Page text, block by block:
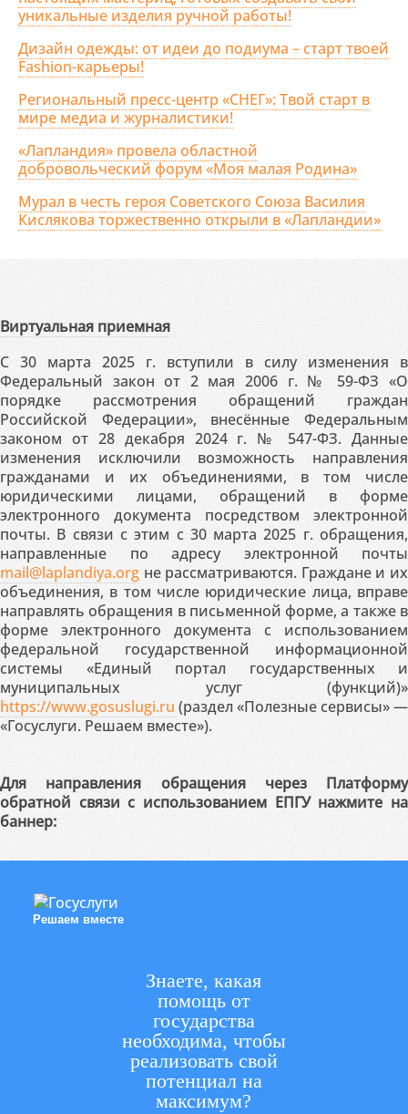
уникальные изделия ручной работы!
Дизайн одежды: от идеи до подиума – старт твоей
Fashion-карьеры!
Региональный пресс-центр «СНЕГ»: Твой старт в
мире медиа и журналистики!
«Лапландия» провела областной
добровольческий форум «Моя малая Родина»
Мурал в честь героя Советского Союза Василия
Кислякова торжественно открыли в «Лапландии»
Виртуальная приемная
С 30 марта 2025 г. вступили в силу изменения в
Федеральный закон от 2 мая 2006 г. № 59-ФЗ «О
порядке рассмотрения обращений граждан
Российской Федерации», внесённые Федеральным
законом от 28 декабря 2024 г. № 547-ФЗ. Данные
изменения исключили возможность направления
гражданами и их объединениями, в том числе
юридическими лицами, обращений в форме
электронного документа посредством электронной
почты. В связи с этим с 30 марта 2025 г. обращения,
направленные по адресу электронной почты
mail@laplandiya.org не рассматриваются. Граждане и их
объединения, в том числе юридические лица, вправе
направлять обращения в письменной форме, а также в
форме электронного документа с использованием
федеральной государственной информационной
системы «Единый портал государственных и
муниципальных услуг (функций)»
https://www.gosuslugi.ru (раздел «Полезные сервисы» —
«Госуслуги. Решаем вместе»).
Для направления обращения через Платформу
обратной связи с использованием ЕПГУ нажмите на
баннер:
Решаем вместе
Знаете, какая
помощь от
государства
необходима, чтобы
реализовать свой
потенциал на
максимум?